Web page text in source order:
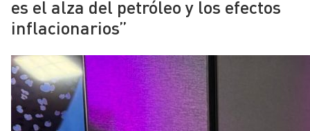
Ciudad Economía
Tendencias
Entretención y Cultura
Dato en Pauta
es el alza del petróleo y los efectos
inflacionarios”